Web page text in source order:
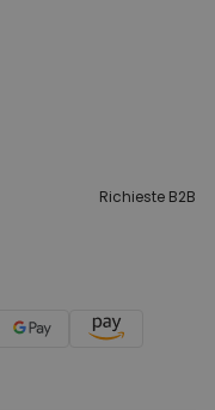
Richieste B2B